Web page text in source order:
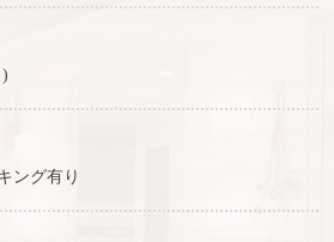
ング有り